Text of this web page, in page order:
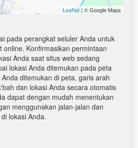
Leaflet | © Google Maps
pada perangkat seluler Anda untuk
online. Konfirmasikan permintaan
Anda saat situs web sedang
lokasi Anda ditemukan pada peta
ditemukan di peta, garis arah
dan lokasi Anda secara otomatis
dapat dengan mudah menentukan
menggunakan jalan-jalan dan
lokasi Anda.